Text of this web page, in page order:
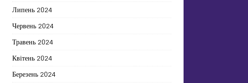
Липень 2024
Червень 2024
Травень 2024
Квітень 2024
Березень 2024